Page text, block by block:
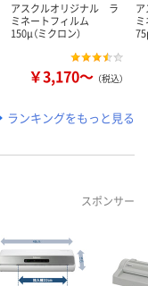
アスクルオリジナル ラ
ミネートフィルム
150μ（ミクロン）
￥3,170～ （税込）
ランキングをもっと見る
スポンサー